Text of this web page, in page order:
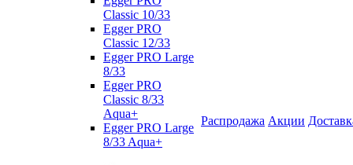
Classic 10/33
Egger PRO
Classic 12/33
Egger PRO Large
8/33
Egger PRO
Classic 8/33
Aqua+
Egger PRO Large
8/33 Aqua+
Распродажа Акции